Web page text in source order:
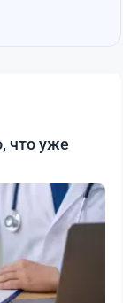
что уже